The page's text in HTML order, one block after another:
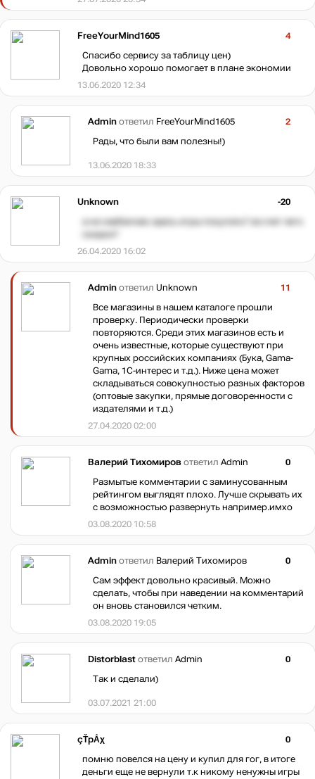
FreeYourMind1605
4
Спасибо сервису за таблицу цен)
Довольно хорошо помогает в плане экономии
13.06.2020 12:34
Admin ответил FreeYourMind1605
2
Рады, что были вам полезны!)
13.06.2020 18:33
Unknown
-20
а не наебалово здесь игры покупать? за счет чего
26.04.2020 16:02
Admin ответил Unknown
11
Все магазины в нашем каталоге прошли
проверку. Периодически проверки
повторяются. Среди этих магазинов есть и
очень известные, которые существуют при
крупных российских компаниях (Бука, Gama-
Gama, 1С-интерес и т.д.). Ниже цена может
складываться совокупностью разных факторов
(оптовые закупки, прямые договоренности с
издателями и т.д.)
27.04.2020 02:00
Валерий Тихомиров ответил Admin
0
Размытые комментарии с заминусованным
рейтингом выглядят плохо. Лучше скрывать их
с возможностью развернуть например.имхо
03.08.2020 10:58
Admin ответил Валерий Тихомиров
0
Сам эффект довольно красивый. Можно
сделать, чтобы при наведении на комментарий
он вновь становился четким.
03.08.2020 19:05
Distorblast ответил Admin
0
Так и сделали)
03.07.2021 21:00
çŤрẮχ
0
помню повелся на цену и купил для гог, в итоге
деньги еще не вернули т.к никому ненужны игры